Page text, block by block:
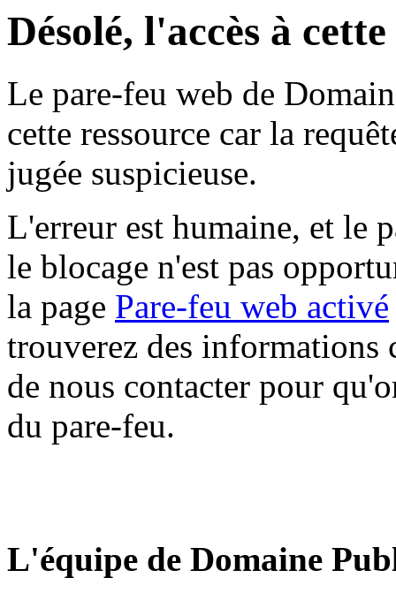
Désolé, l'accès à
Le pare-feu web de
cette ressource car la
jugée suspicieuse.
L'erreur est humaine, et le
le blocage n'est pas
la page Pare-feu web activé
trouverez des informations
de nous contacter pour
du pare-feu.
L'équipe de Domaine